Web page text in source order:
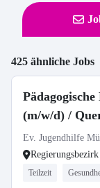
425 ähnliche Jobs
(m/w/d) /
Ev. Jugendhilfe
Teilzeit